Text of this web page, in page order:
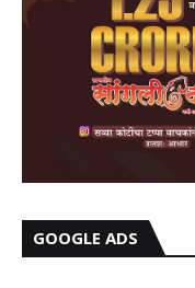
GOOGLE ADS